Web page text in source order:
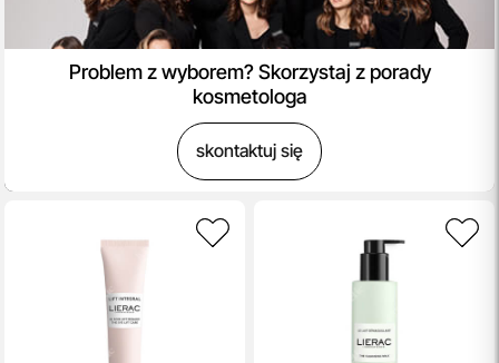
Problem z wyborem? Skorzystaj z porady
kosmetologa
skontaktuj się